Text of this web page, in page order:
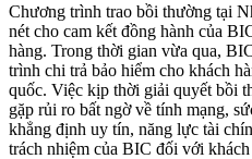
Chương trình trao bồi thường tại
nét cho cam kết đồng hành của
hàng. Trong thời gian vừa qua,
trình chi trả bảo hiểm cho khách
quốc. Việc kịp thời giải quyết bồi
gặp rủi ro bất ngờ về tính mạng,
khẳng định uy tín, năng lực tài
trách nhiệm của BIC đối với